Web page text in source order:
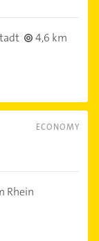
4,6 km
ECONOMY
Rhein